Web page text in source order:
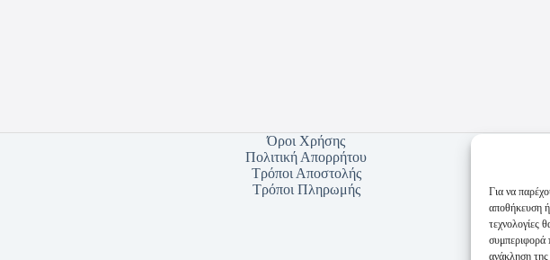
Για να
αποθήκευση
τεχνολογίες
συμπεριφορά
ανάκληση της
Όροι Χρήσης
Πολιτική Απορρήτου
Τρόποι Αποστολής
Τρόποι Πληρωμής